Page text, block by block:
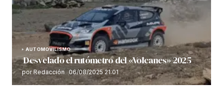
AUTOMOVILISMO
Desvelado el rutómetro del «Volcanes» 2025
por Redacción 06/08/2025 21:01